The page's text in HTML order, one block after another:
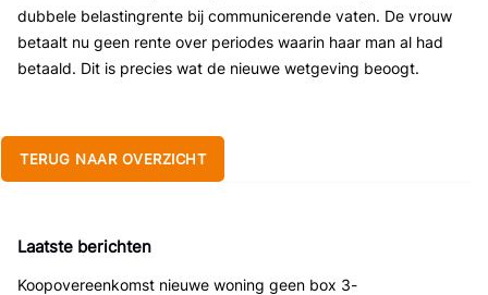
dubbele belastingrente bij communicerende vaten. De vrouw
betaalt nu geen rente over periodes waarin haar man al had
betaald. Dit is precies wat de nieuwe wetgeving beoogt.
TERUG NAAR OVERZICHT
Laatste berichten
Koopovereenkomst nieuwe woning geen box 3-